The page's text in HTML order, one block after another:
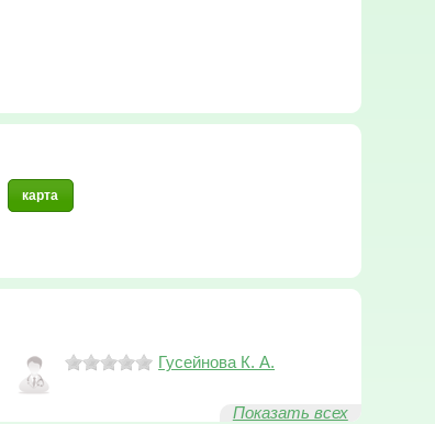
карта
Гусейнова К. А.
Показать всех